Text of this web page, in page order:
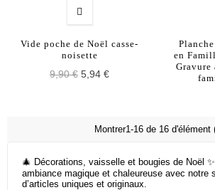
Vide poche de Noël casse-
noisette
9,90 € 5,94 €
en
Gravure
Montrer1-16 de 16 d'élément
🎄 Décorations, vaisselle et bougies de Noël
ambiance magique et chaleureuse avec notre
d’articles uniques et originaux.